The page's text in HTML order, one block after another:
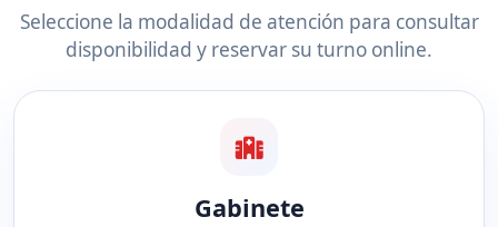
Seleccione la modalidad de atención para consultar
disponibilidad y reservar su turno online.
Gabinete